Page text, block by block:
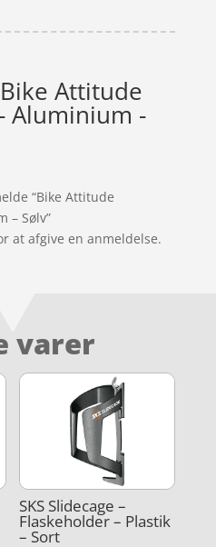
Bike Attitude
Aluminium -
“Bike Attitude
– Sølv”
at afgive en anmeldelse.
varer
SKS Slidecage –
Flaskeholder – Plastik
– Sort